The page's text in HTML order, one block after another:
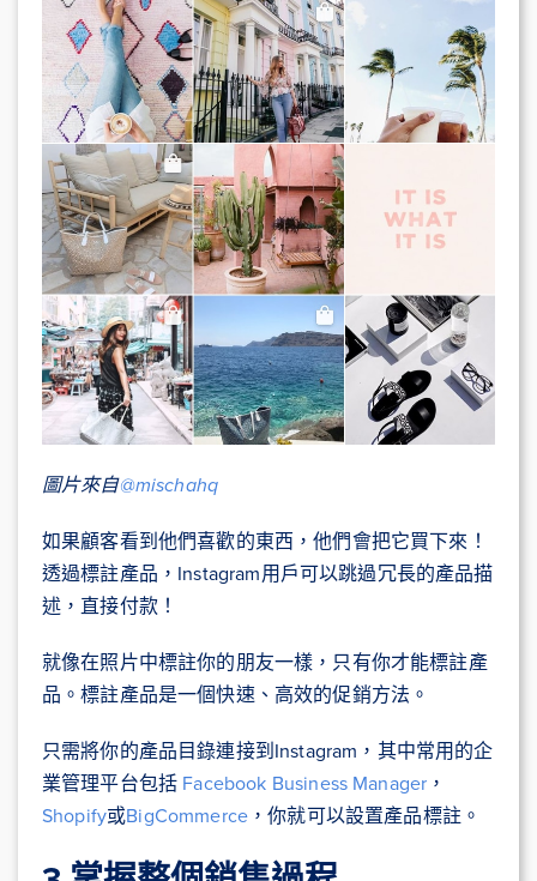
圖片來自@mischahq
如果顧客看到他們喜歡的東西，他們會把它買下來！
透過標註產品，Instagram用戶可以跳過冗長的產品描
述，直接付款！
就像在照片中標註你的朋友一樣，只有你才能標註產
品。標註產品是一個快速、高效的促銷方法。
只需將你的產品目錄連接到Instagram，其中常用的企
業管理平台包括 Facebook Business Manager ，
Shopify或BigCommerce ，你就可以設置產品標註。